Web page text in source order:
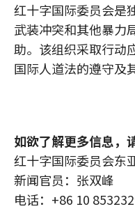
红十字国际委员会是
武装冲突和其他暴力
助。该组织采取行动
国际人道法的遵守及
如欲了解更多信息，
红十字国际委员会东
新闻官员：张双峰
电话：+86 10